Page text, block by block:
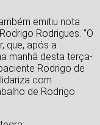
emitiu nota
Rodrigues. “O
que, após a
manhã desta terça-
Rodrigo de
com
de Rodrigo